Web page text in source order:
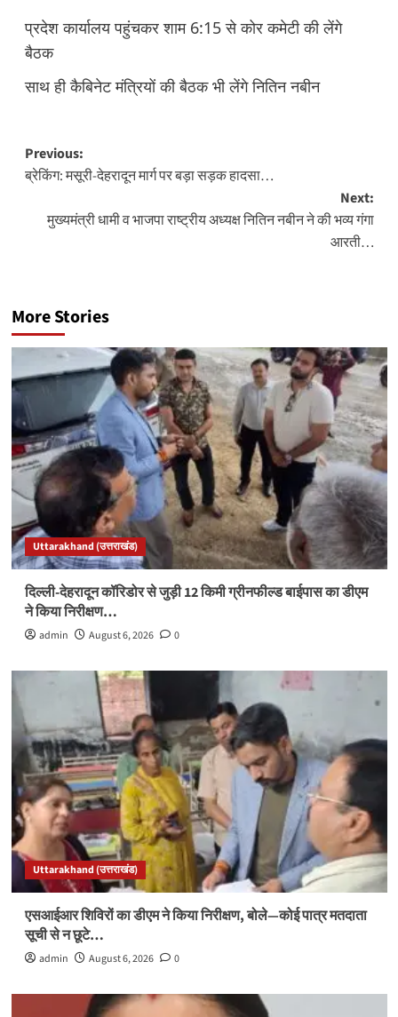
प्रदेश कार्यालय पहुंचकर शाम 6:15 से कोर कमेटी की लेंगे
बैठक
साथ ही कैबिनेट मंत्रियों की बैठक भी लेंगे नितिन नबीन
Post
navigation
Previous:
ब्रेकिंग: मसूरी-देहरादून मार्ग पर बड़ा सड़क हादसा…
Next:
मुख्यमंत्री धामी व भाजपा राष्ट्रीय अध्यक्ष नितिन नबीन ने की भव्य गंगा
आरती…
More Stories
Uttarakhand (उत्तराखंड)
दिल्ली-देहरादून कॉरिडोर से जुड़ी 12 किमी ग्रीनफील्ड बाईपास का डीएम
ने किया निरीक्षण…
admin August 6, 2026 0
Uttarakhand (उत्तराखंड)
एसआईआर शिविरों का डीएम ने किया निरीक्षण, बोले—कोई पात्र मतदाता
सूची से न छूटे…
admin August 6, 2026 0